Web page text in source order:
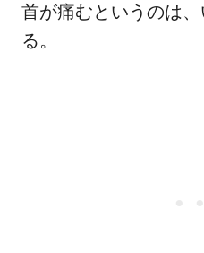
首が痛むというのは
る。